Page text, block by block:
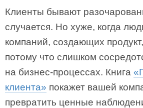
Клиенты бывают
случается. Но хуже, когда
компаний, создающих
потому что слишком
на бизнес-процессах. Книга
клиента» покажет вашей
превратить ценные